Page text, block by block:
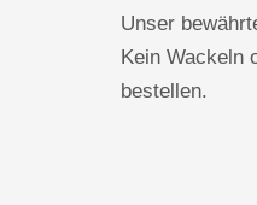
Unser
Kein Wackeln
bestellen.